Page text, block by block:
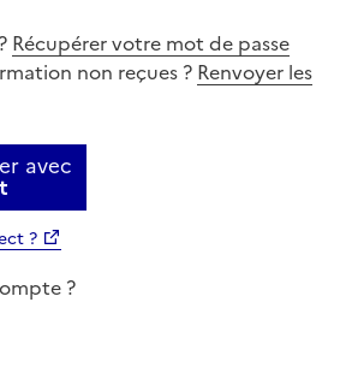
Récupérer votre mot de passe
non reçues ? Renvoyer les
avec
?
?